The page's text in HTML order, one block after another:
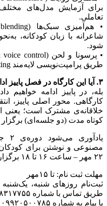
برای آزمایش مدل‌های
تعاملی.
شاعرانه با زبان کودکانه،
شود.
طریق پرامپت‌نویسی لایه‌مند layered prompting)
۳. آیا این کارگاه در فصل پاییز ادامه خواهد داشت؟
بله، در پاییز ادامه خواهیم
کارگاهی. محور اصلی پاییز،
خلاقانه‌ی مشترک است؛ یعنی
کوتاه مدت (دو جلسه‌ای)
۲۲ مهر – ساعت ۱۶ تا ۱۸ برگزار می‌شود.
مهلت ثبت نام: تا ۱۵مهر
طریق تماس با شماره ۰۲۱۸۸۳۱۷۷۵۵
یا پیام به شماره ۰۹۹۲۰۵۰۰۷۸۵ در تلگرام یا واتساپ.